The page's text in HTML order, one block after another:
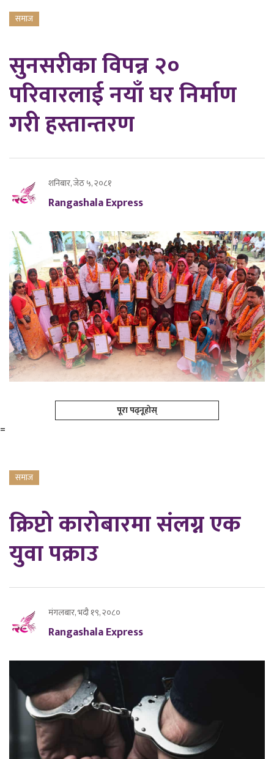
समाज
सुनसरीका विपन्न २०
परिवारलाई नयाँ घर निर्माण
गरी हस्तान्तरण
शनिबार, जेठ ५, २०८१
Rangashala Express
पूरा पढ्नूहोस्
=
समाज
क्रिप्टो कारोबारमा संलग्न एक
युवा पक्राउ
मंगलबार, भदौ १९, २०८०
Rangashala Express